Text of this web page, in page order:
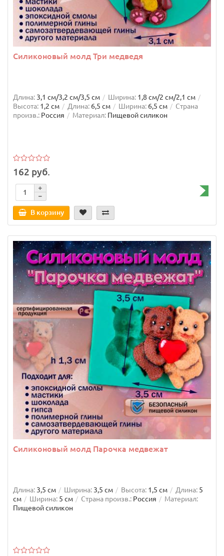
Силиконовый молд Три медведя
Длина: 3,1 см/3,2 см/3,5 см Ширина: 1,8 см/2 см/2,1 см
Высота: 1,2 см Длина: 6,5 см Ширина: 6,5 см
Страна
произв.: Россия Материал: Пищевой силикон
162 руб.
В корзину
Силиконовый молд Парочка медвежат
Длина: 3,5 см Ширина: 3,5 см Высота: 1,5 см Длина: 5
см
Ширина: 5 см Страна произв.: Россия
Материал:
Пищевой силикон